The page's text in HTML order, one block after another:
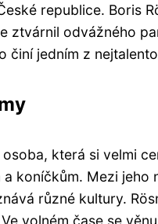
republice. Boris
ztvárnil odvážného
činí jedním z
která si velmi
a koníčkům. Mezi
různé kultury.
volném čase se